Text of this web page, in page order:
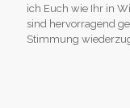
ich Euch wie Ihr in
sind hervorragend
Stimmung